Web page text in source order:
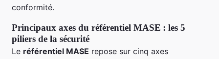
conformité.
Principaux axes du référentiel MASE : les 5
piliers de la sécurité
Le référentiel MASE repose sur cinq axes